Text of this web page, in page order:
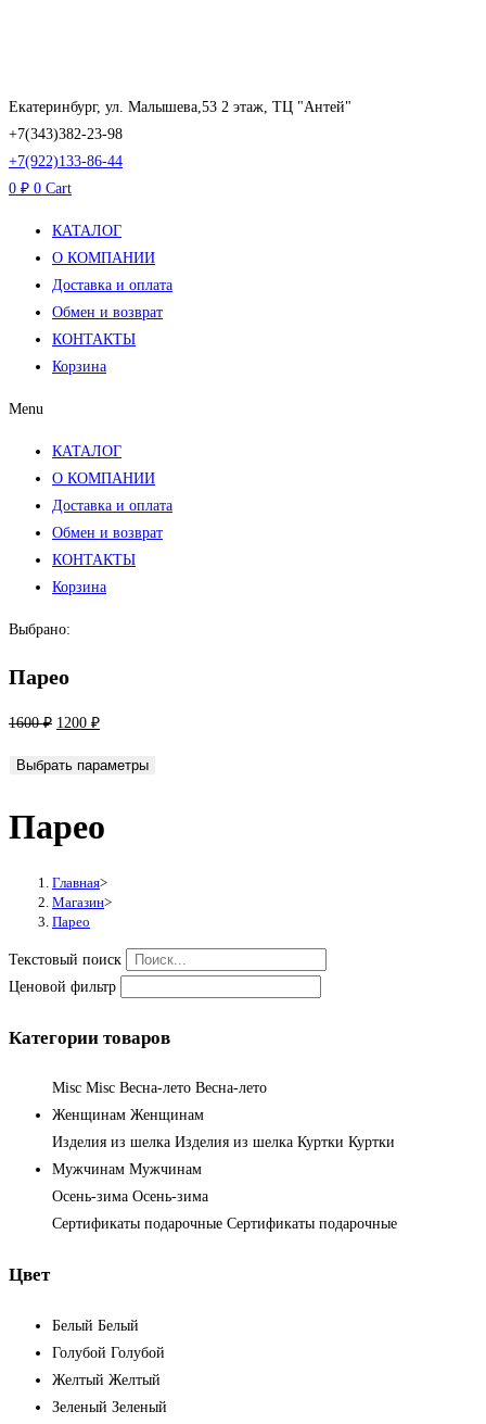
Екатеринбург, ул. Малышева,53 2 этаж, ТЦ "Антей"
+7(343)382-23-98
+7(922)133-86-44
0 ₽ 0 Cart
КАТАЛОГ
О КОМПАНИИ
Доставка и оплата
Обмен и возврат
КОНТАКТЫ
Корзина
Menu
КАТАЛОГ
О КОМПАНИИ
Доставка и оплата
Обмен и возврат
КОНТАКТЫ
Корзина
Выбрано:
Парео
1600₽ Первоначальная
составляла
1200 ₽Текущая
1200 ₽.
Выбрать параметры
Парео
Главная>
Магазин>
Парео
Текстовый поиск
Ценовой фильтр
Категории товаров
Misc Misc Весна-лето Весна-лето
Женщинам Женщинам
Изделия из шелка Изделия из шелка Куртки Куртки
Мужчинам Мужчинам
Осень-зима Осень-зима
Сертификаты подарочные Сертификаты подарочные
Цвет
Белый Белый
Голубой Голубой
Желтый Желтый
Зеленый Зеленый